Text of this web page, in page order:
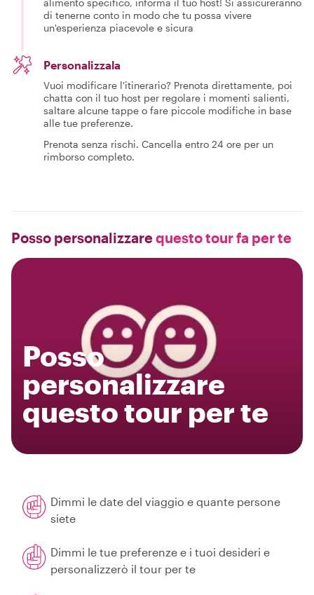
alimento specifico, informa il tuo host! Si assicureranno
di tenerne conto in modo che tu possa vivere
un'esperienza piacevole e sicura
Personalizzala
Vuoi modificare l'itinerario? Prenota direttamente, poi
chatta con il tuo host per regolare i momenti salienti,
saltare alcune tappe o fare piccole modifiche in base
alle tue preferenze.
Prenota senza rischi. Cancella entro 24 ore per un
rimborso completo.
Posso personalizzarequesto tour fa per te
Posso
personalizzare
questo tour per te
Dimmi le date del viaggio e quante persone
siete
Dimmi le tue preferenze e i tuoi desideri e
personalizzerò il tour per te